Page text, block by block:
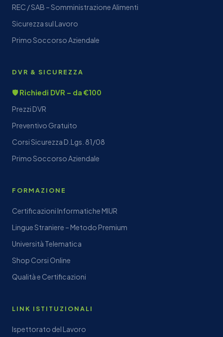
REC / SAB – Somministrazione Alimenti
Sicurezza sul Lavoro
Primo Soccorso Aziendale
DVR & SICUREZZA
🛡️ Richiedi DVR – da €100
Prezzi DVR
Preventivo Gratuito
Corsi Sicurezza D.Lgs. 81/08
Primo Soccorso Aziendale
FORMAZIONE
Certificazioni Informatiche MIUR
Lingue Straniere – Metodo Premium
Università Telematica
Shop Corsi Online
Qualità e Certificazioni
LINK ISTITUZIONALI
Ispettorato del Lavoro